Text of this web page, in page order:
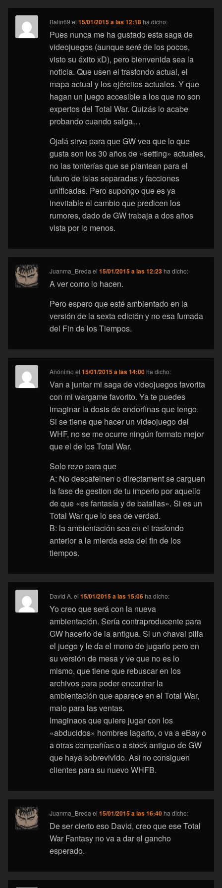
Balin69 el15/01/2015 a las 12:18 ha dicho:
Pues nunca me ha gustado esta saga de
videojuegos (aunque seré de los pocos,
visto su éxito xD), pero bienvenida sea la
noticia. Que usen el trasfondo actual, el
mapa actual y los ejércitos actuales. Y que
hagan un juego accesible a los que no son
expertos del Total War. Quizás lo acabe
probando cuando salga…
Ojalá sirva para que GW vea que lo que
gusta son los 30 años de «setting» actuales,
no las tonterías que se plantean para el
futuro de islas separadas y facciones
unificadas. Pero supongo que es ya
inevitable el cambio que predicen los
rumores, dado de GW trabaja a dos años
vista por lo menos.
Juanma_Breda el15/01/2015 a las 12:23 ha dicho:
A ver como lo hacen.
Pero espero que esté ambientado en la
versión de la sexta edición y no esa fumada
del Fin de los Tiempos.
Anónimo el15/01/2015 a las 14:00 ha dicho:
Van a juntar mi saga de videojuegos favorita
con mi wargame favorito. Ya te puedes
imaginar la dosis de endorfinas que tengo.
Si se tiene que hacer un videojuego del
WHF, no se me ocurre ningún formato mejor
que el de los Total War.
Solo rezo para que
A: No descafeinen o directament se carguen
la fase de gestion de tu imperio por aquello
de que «es fantasía y de batallas». Si es un
Total War que lo sea de verdad.
B: la ambientación sea en el trasfondo
anterior a la mierda esta del fin de los
tiempos.
David A. el15/01/2015 a las 15:06 ha dicho:
Yo creo que será con la nueva
ambientación. Sería contraproducente para
GW hacerlo de la antigua. Si un chaval pilla
el juego y le da el mono de jugarlo pero en
su versión de mesa y ve que no es lo
mismo, que tiene que rebuscar en los
archivos para poder encontrar la
ambientación que aparece en el Total War,
malo para las ventas.
Imaginaos que quiere jugar con los
«abducidos» hombres lagarto, o va a eBay o
a otras compañías o a stock antiguo de GW
que haya sobrevivido. Así no consiguen
clientes para su nuevo WHFB.
Juanma_Breda el15/01/2015 a las 16:40 ha dicho:
De ser cierto eso David, creo que ese Total
War Fantasy no va a dar el gancho
esperado.